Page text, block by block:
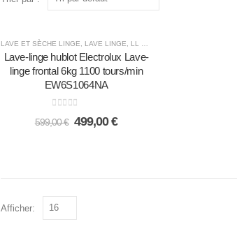
LAVE ET SÈCHE LINGE
LAVE LINGE LL 6KG
Lave-linge hublot Electrolux Lave-
linge frontal 6kg 1100 tours/min
EW6S1064NA
out of 5
599,00€ 499,00€
Afficher: